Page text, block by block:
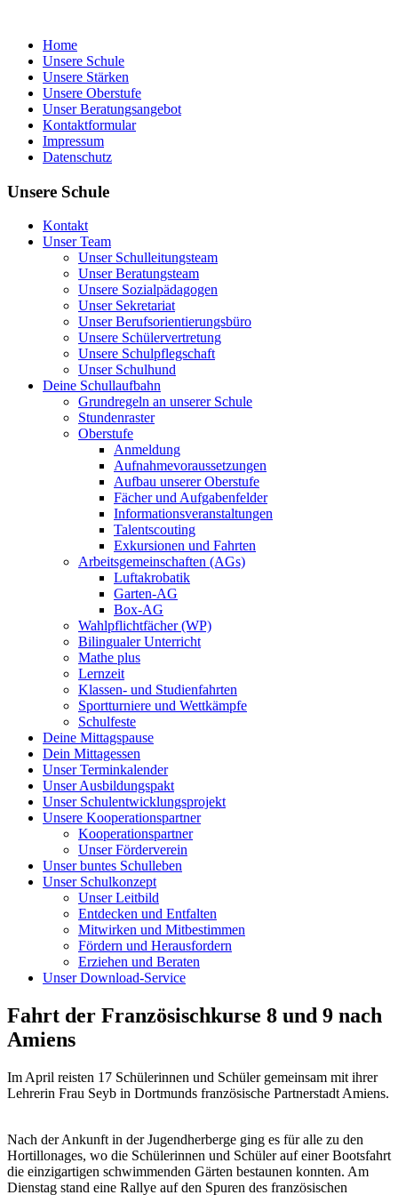
Home
Unsere Schule
Unsere Stärken
Unsere Oberstufe
Unser Beratungsangebot
Kontaktformular
Impressum
Datenschutz
Unsere Schule
Kontakt
Unser Team
Unser Schulleitungsteam
Unser Beratungsteam
Unsere Sozialpädagogen
Unser Sekretariat
Unser Berufsorientierungsbüro
Unsere Schülervertretung
Unsere Schulpflegschaft
Unser Schulhund
Deine Schullaufbahn
Grundregeln an unserer Schule
Stundenraster
Oberstufe
Anmeldung
Aufnahmevoraussetzungen
Aufbau unserer Oberstufe
Fächer und Aufgabenfelder
Informationsveranstaltungen
Talentscouting
Exkursionen und Fahrten
Arbeitsgemeinschaften (AGs)
Luftakrobatik
Garten-AG
Box-AG
Wahlpflichtfächer (WP)
Bilingualer Unterricht
Mathe plus
Lernzeit
Klassen- und Studienfahrten
Sportturniere und Wettkämpfe
Schulfeste
Deine Mittagspause
Dein Mittagessen
Unser Terminkalender
Unser Ausbildungspakt
Unser Schulentwicklungsprojekt
Unsere Kooperationspartner
Kooperationspartner
Unser Förderverein
Unser buntes Schulleben
Unser Schulkonzept
Unser Leitbild
Entdecken und Entfalten
Mitwirken und Mitbestimmen
Fördern und Herausfordern
Erziehen und Beraten
Unser Download-Service
Fahrt der Französischkurse 8 und 9 nach
Amiens
Im April reisten 17 Schülerinnen und Schüler gemeinsam mit ihrer
Lehrerin Frau Seyb in Dortmunds französische Partnerstadt Amiens.
Nach der Ankunft in der Jugendherberge ging es für alle zu den
Hortillonages, wo die Schülerinnen und Schüler auf einer Bootsfahrt
die einzigartigen schwimmenden Gärten bestaunen konnten. Am
Dienstag stand eine Rallye auf den Spuren des französischen